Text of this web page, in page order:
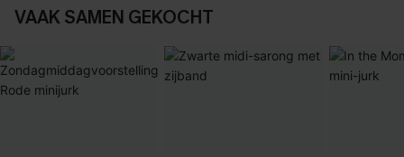
VAAK SAMEN GEKOCHT